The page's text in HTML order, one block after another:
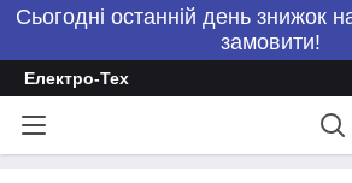
Сьогодні останній день знижок
замовити!
Електро-Тех